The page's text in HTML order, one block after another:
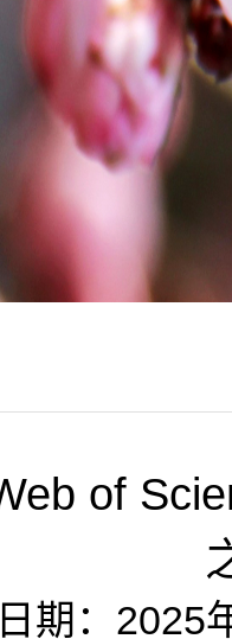
of
期：2025